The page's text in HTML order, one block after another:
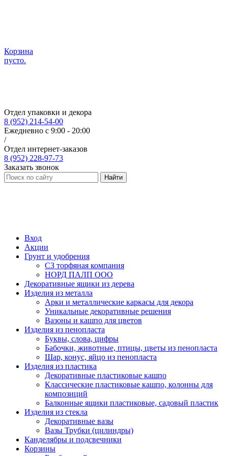
Корзина
пусто.
Отдел упаковки и декора
8 (952) 214-54-00
Ежедневно с 9:00 - 20:00
/
Отдел интернет-заказов
8 (952) 228-97-73
Заказать звонок
Найти
Вход
Акции
Грунт и удобрения
СЗ торфяная компания
НОРД ПАЛП ООО
Декоративные ящики из дерева
Изделия из металла
Арки и металлические каркасы для декора
Уникальные декоративные решения
Вазоны и кашпо для цветов
Изделия из пенопласта
Буквы, слова, цифры
Бабочки, животные, птицы, цветы из пенопласта
Шар, конус, яйцо из пенопласта
Изделия из пластика
Декоративные пластиковые кашпо
Классические пластиковые кашпо, колонны для
композиций
Балконные ящики пластиковые, садовый пластик
Изделия из стекла
Декоративные вазы
Вазы Трубки (цилиндры)
Канделябры и подсвечники
Корзины